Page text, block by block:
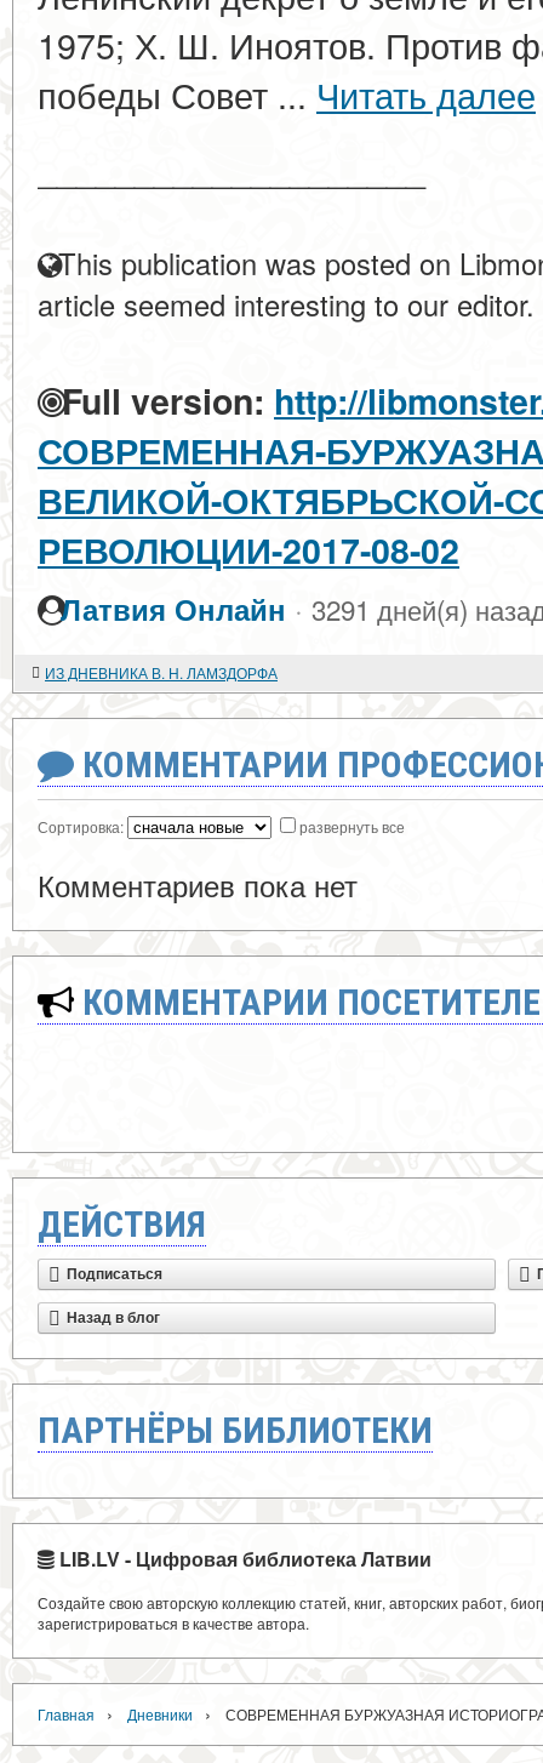
1975; Х. Ш. Иноятов. Против
победы Совет ... Читать далее
This publication was posted on
article seemed interesting to our editor.
Full version: http://
СОВРЕМЕННАЯ-
ВЕЛИКОЙ-ОКТЯБРЬСКОЙ-
РЕВОЛЮЦИИ-2017-08-02
Латвия Онлайн · 3291 дней(я)
ИЗ ДНЕВНИКА В. Н. ЛАМЗДОРФА
КОММЕНТАРИИ
Сортировка: развернуть все
Комментариев пока нет
КОММЕНТАРИИ
ДЕЙСТВИЯ
Подписаться
Назад в блог
ПАРТНЁРЫ БИБЛИОТЕКИ
LIB.LV - Цифровая библиотека Латвии
Создайте свою авторскую коллекцию статей, книг, авторских работ,
зарегистрироваться в качестве автора.
Главная › Дневники › СОВРЕМЕННАЯ БУРЖУАЗНАЯ